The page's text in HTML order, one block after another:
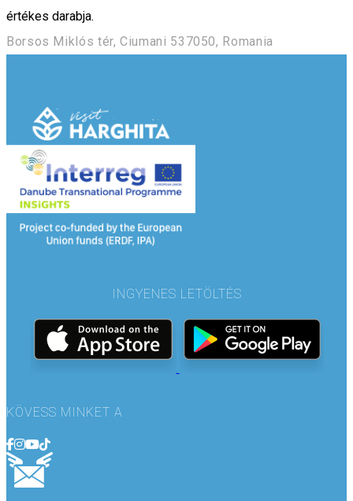
értékes darabja.
Borsos Miklós tér, Ciumani 537050, Romania
INGYENES LETÖLTÉS
KÖVESS MINKET A